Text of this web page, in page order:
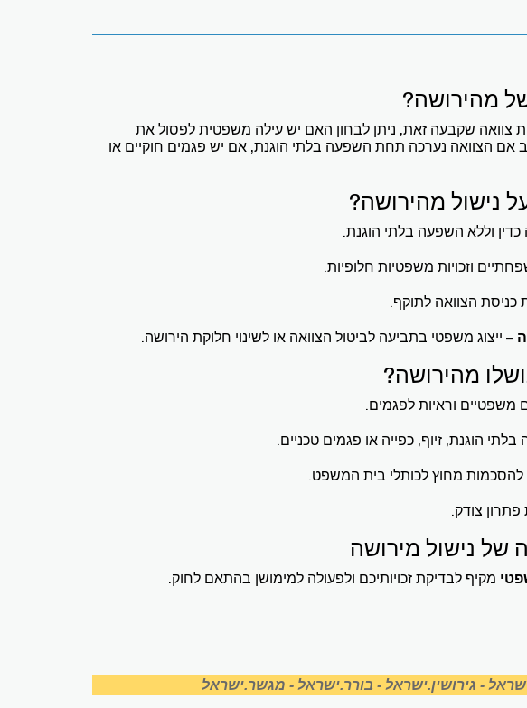
מהירושה?
צוואה שקבעה זאת, ניתן לבחון האם יש עילה משפטית לפסול את
אם הצוואה נערכה תחת השפעה בלתי הוגנת, אם יש פגמים חוקיים או
נישול מהירושה?
וללא השפעה בלתי הוגנת.
וזכויות משפטיות חלופיות.
הצוואה לתוקף.
– ייצוג משפטי בתביעה לביטול הצוואה או לשינוי חלוקת הירושה.
מהירושה?
משפטיים וראיות לפגמים.
הוגנת, זיוף, כפייה או פגמים טכניים.
להסכמות מחוץ לכותלי בית המשפט.
צודק.
של נישול מירושה
מקיף לבדיקת זכויותיכם ולפעולה למימושן בהתאם לחוק.
- גירושין.ישראל - בורר.ישראל - מגשר.ישראל